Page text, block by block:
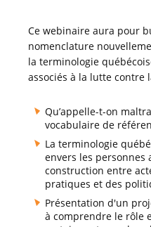
Ce webinaire aura pour
nomenclature
la terminologie
associés à la lutte contre
Qu’appelle-t-on
vocabulaire de
La terminologie
envers les personnes
construction entre
pratiques et des
Présentation d'un
à comprendre le rôle